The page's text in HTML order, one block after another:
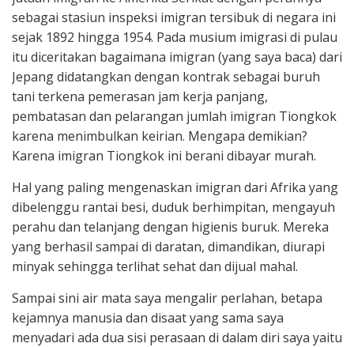
sebagai stasiun inspeksi imigran tersibuk di negara ini
sejak 1892 hingga 1954. Pada musium imigrasi di pulau
itu diceritakan bagaimana imigran (yang saya baca) dari
Jepang didatangkan dengan kontrak sebagai buruh
tani terkena pemerasan jam kerja panjang,
pembatasan dan pelarangan jumlah imigran Tiongkok
karena menimbulkan keirian. Mengapa demikian?
Karena imigran Tiongkok ini berani dibayar murah.
Hal yang paling mengenaskan imigran dari Afrika yang
dibelenggu rantai besi, duduk berhimpitan, mengayuh
perahu dan telanjang dengan higienis buruk. Mereka
yang berhasil sampai di daratan, dimandikan, diurapi
minyak sehingga terlihat sehat dan dijual mahal.
Sampai sini air mata saya mengalir perlahan, betapa
kejamnya manusia dan disaat yang sama saya
menyadari ada dua sisi perasaan di dalam diri saya yaitu